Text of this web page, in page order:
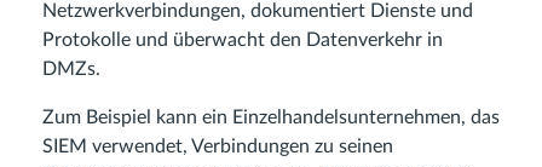
Netzwerkverbindungen, dokumentiert Dienste und
Protokolle und überwacht den Datenverkehr in
DMZs.
Zum Beispiel kann ein Einzelhandelsunternehmen, das
SIEM verwendet, Verbindungen zu seinen